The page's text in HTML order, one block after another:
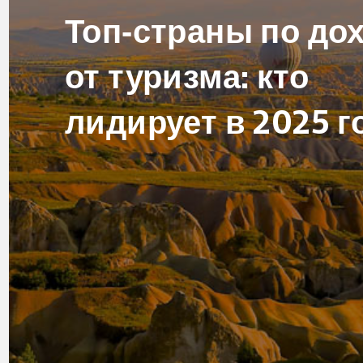
Топ‑страны по
от туризма: кто
лидирует в 2025